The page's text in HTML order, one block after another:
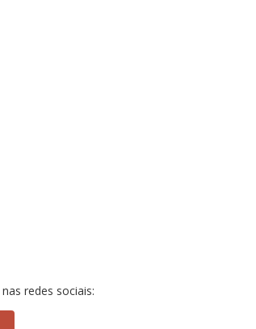
nas redes sociais: